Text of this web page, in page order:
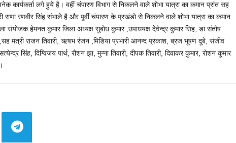
कार्यकर्ता लगे हुये है। वहीं चंपारण विभाग से निकलने वाले शोभा यात्रा का कमान प्रांत सह
राणा रणवीर सिंह संभाले है और पूर्वी चंपारण के प्रखंडो से निकलने वाले शोभा यात्रा का कमान
संयोजक हेमनत कुमार जिला अध्यक्ष सुबोध कुमार ,उपाधयक्ष देवेन्द्र कुमार सिंह, डा संतोष
,सह मंत्री राजन तिवारी, ऋषभ रंजन ,मिडिया प्रभारी आनन्द प्रकाश, ब्रज भूषण दूबे, संजीव
सिंह, दिग्विजय पार्थ, रौशन झा, मुन्ना तिवारी, दीपक तिवारी, दिवाकर कुमार, रोशन कुमार